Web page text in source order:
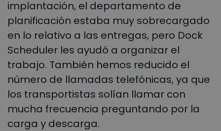
implantación, el departamento de
planificación estaba muy sobrecargado
en lo relativo a las entregas, pero Dock
Scheduler les ayudó a organizar el
trabajo. También hemos reducido el
número de llamadas telefónicas, ya que
los transportistas solían llamar con
mucha frecuencia preguntando por la
carga y descarga.